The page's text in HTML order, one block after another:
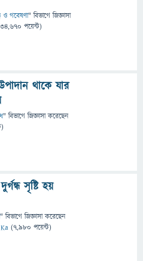
ও গবেষণা" বিভাগে জিজ্ঞাসা
34,670 পয়েন্ট)
থাকে যার
" বিভাগে জিজ্ঞাসাকরেছেন
সৃষ্টি হয়
" বিভাগে জিজ্ঞাসাকরেছেন
(7,980 পয়েন্ট)